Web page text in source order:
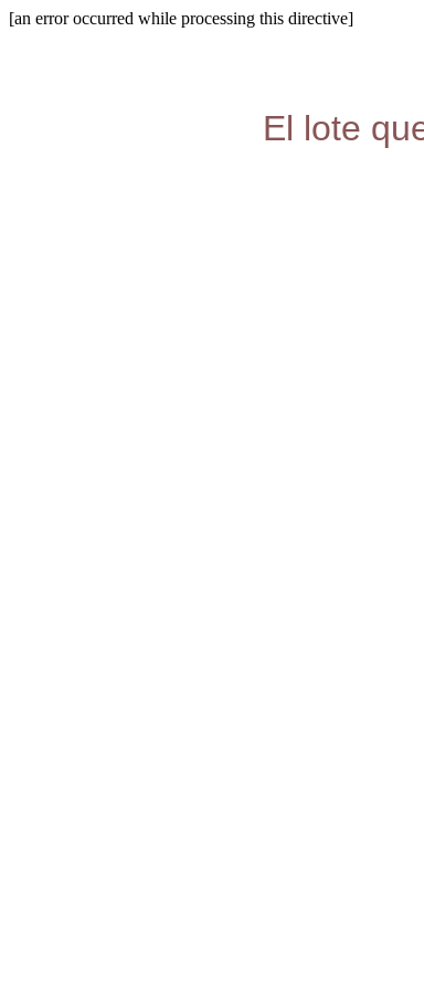
[an error occurred while processing this directive]
El lote